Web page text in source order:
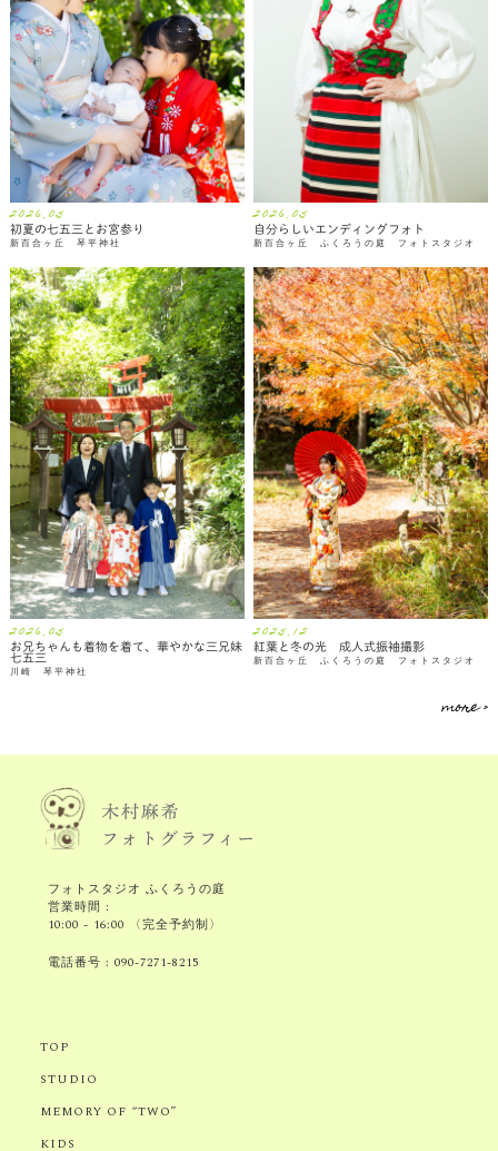
2026.05
初夏の七五三とお宮参り
新百合ヶ丘 琴平神社
2026.05
自分らしいエンディングフォト
新百合ヶ丘 ふくろうの庭 フォトスタジオ
2026.05
お兄ちゃんも着物を着て、華やかな三兄妹
七五三
川崎 琴平神社
2025.12
紅葉と冬の光 成人式振袖撮影
新百合ヶ丘 ふくろうの庭 フォトスタジオ
more >
フォトスタジオ ふくろうの庭
営業時間 :
10:00 - 16:00 〈完全予約制〉
電話番号 :090-7271-8215
TOP
STUDIO
MEMORY OF “TWO”
KIDS